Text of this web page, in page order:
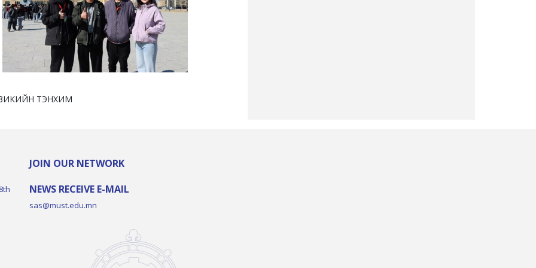
JOIN OUR NETWORK
NEWS RECEIVE E-MAIL
sas@must.edu.mn